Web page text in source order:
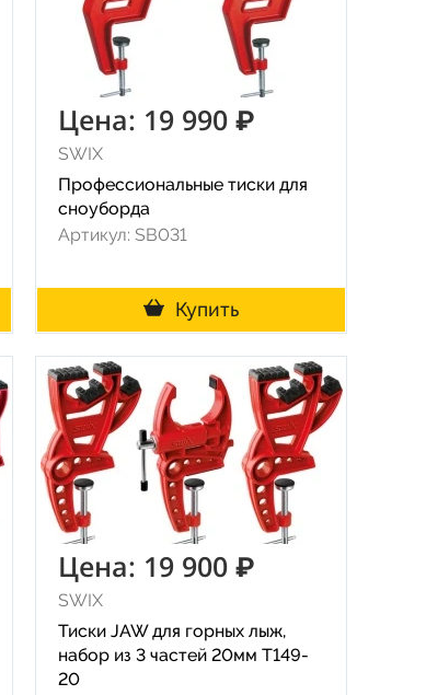
Цена: 19 990 ₽
SWIX
Профессиональные тиски для
сноуборда
Артикул: SB031
Купить
Цена: 19 900 ₽
SWIX
Тиски JAW для горных лыж,
набор из 3 частей 20мм T149-
20